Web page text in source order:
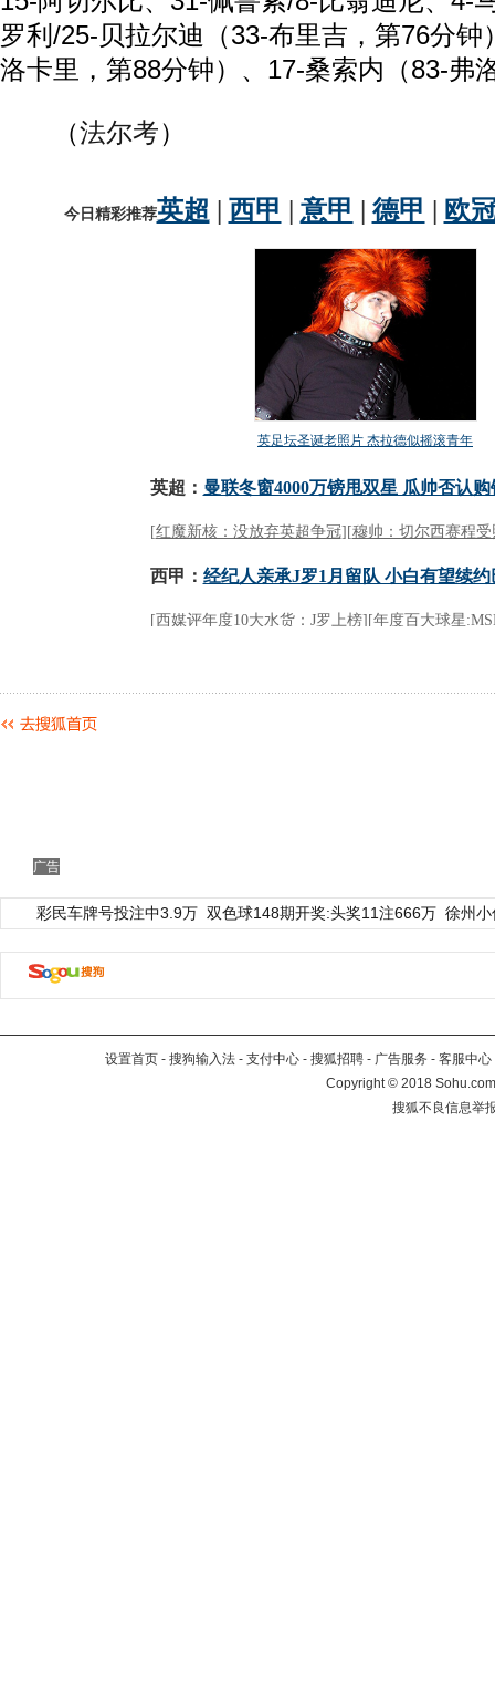
罗利/25-贝拉尔迪（33-布里吉，第76分钟
洛卡里，第88分钟）、17-桑索内（83-弗
（法尔考）
广告
彩民车牌号投注中3.9万 双色球148期开奖:头奖11注666万 徐州
设置首页 - 搜狗输入法 - 支付中心 - 搜狐招聘 - 广告服务 - 客服中心
Copyright©2018
搜狐不良信息举